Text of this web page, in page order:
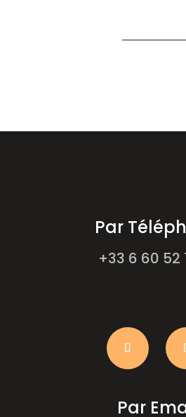
Par
+33 6 60 52
Par